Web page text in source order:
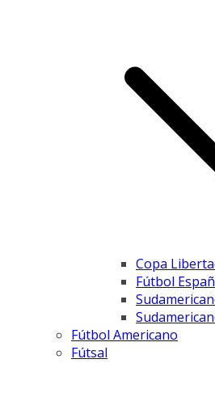
Copa
Fútbol
Fútbol Americano
Fútsal